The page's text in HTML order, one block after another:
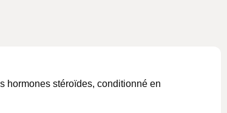
hormones stéroïdes, conditionné en